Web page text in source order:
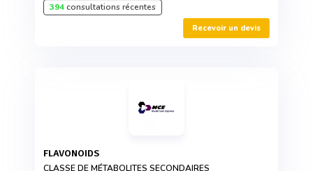
394consultations récentes
Recevoir un devis
FLAVONOIDS
CLASSE DE MÉTABOLITES SECONDAIRES